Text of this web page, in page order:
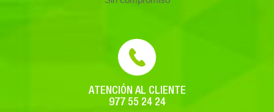
ATENCIÓN AL CLIENTE
977 55 24 24